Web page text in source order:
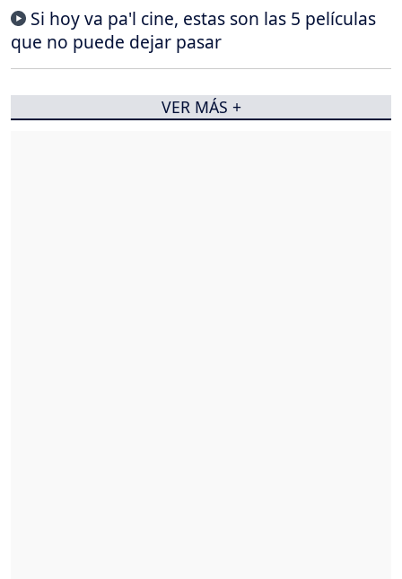
Si hoy va pa'l cine, estas son las 5 películas
que no puede dejar pasar
VER MÁS +